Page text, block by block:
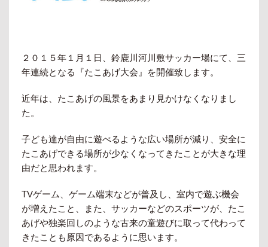
２０１５年１月１日、鈴鹿川河川敷サッカー場にて、三
年連続となる『たこあげ大会』を開催致します。
近年は、たこあげの風景をあまり見かけなくなりまし
た。
子ども達が自由に遊べるような広い場所が減り、安全に
たこあげできる場所が少なくなってきたことが大きな理
由だと思われます。
TVゲーム、ゲーム端末などが普及し、室内で遊ぶ機会
が増えたこと、また、サッカーなどのスポーツが、たこ
あげや独楽回しのような古来の童遊びに取って代わって
きたことも原因であるように思います。